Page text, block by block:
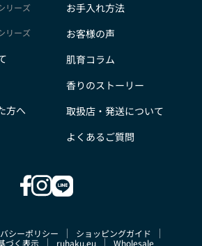
令などにより開示が求められる場
いものとします。
録を承認しない場合
外の第三者の会員登録をした場
分を受けたことがある場合など、
であっても前述のいずれかである
、商用することを禁止します
リーズ
リーズ
方へ
お手入れ方法
お客様の声
肌育コラム
香りのストーリー
取扱店・発送について
よくあるご質問
シーポリシー
ショッピングガイド
づく表示
ruhaku.eu Wholesale